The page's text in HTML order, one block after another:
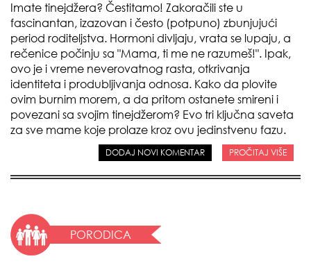
Imate tinejdžera? Čestitamo! Zakoračili ste u
fascinantan, izazovan i često (potpuno) zbunjujući
period roditeljstva. Hormoni divljaju, vrata se lupaju, a
rečenice počinju sa "Mama, ti me ne razumeš!". Ipak,
ovo je i vreme neverovatnog rasta, otkrivanja
identiteta i produbljivanja odnosa. Kako da plovite
ovim burnim morem, a da pritom ostanete smireni i
povezani sa svojim tinejdžerom? Evo tri ključna saveta
za sve mame koje prolaze kroz ovu jedinstvenu fazu.
DODAJ NOVI KOMENTAR PROČITAJ VIŠE
PORODICA